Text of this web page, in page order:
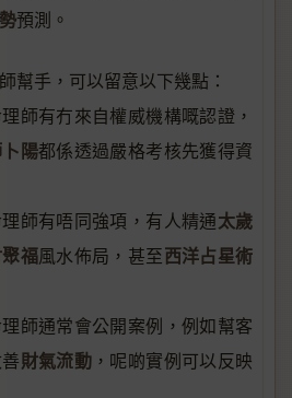
預測。
幫手，可以留意以下幾點：
理師有冇來自權威機構嘅認證，
陽都係透過嚴格考核先獲得資
理師有唔同強項，有人精通太歲
福風水佈局，甚至西洋占星術
理師通常會公開案例，例如幫客
財氣流動 ，呢啲實例可以反映